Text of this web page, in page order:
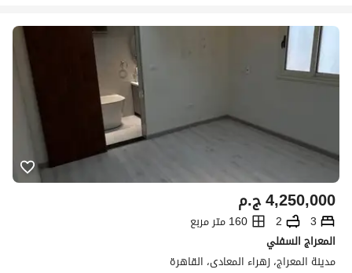
ج.م4,250,000
3
2
160 متر مربع
المعراج السفلي
مدينة المعراج، زهراء المعادى، القاهرة